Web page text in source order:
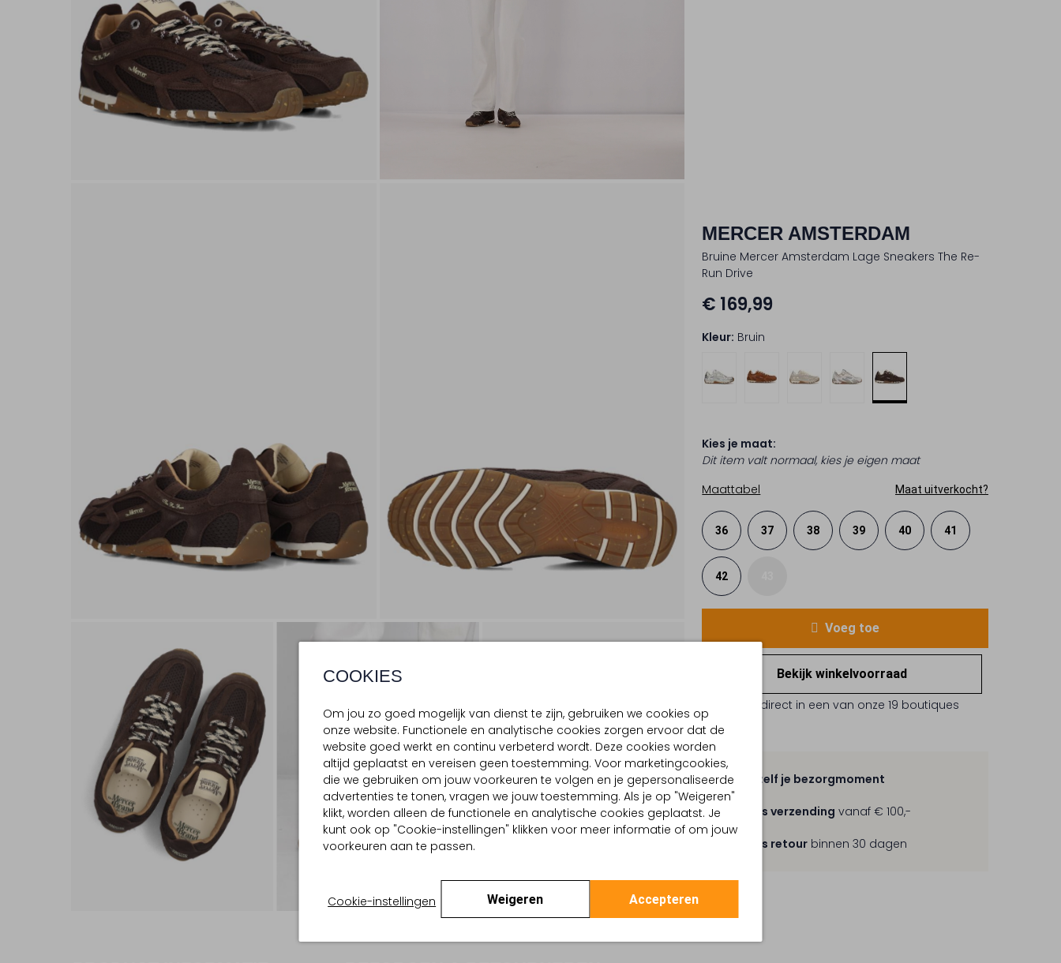
COOKIES
Om jou zo goed mogelijk van dienst te zijn, gebruiken we cookies op
onze website. Functionele en analytische cookies zorgen ervoor dat de
website goed werkt en continu verbeterd wordt. Deze cookies worden
altijd geplaatst en vereisen geen toestemming. Voor marketingcookies,
die we gebruiken om jouw voorkeuren te volgen en je gepersonaliseerde
advertenties te tonen, vragen we jouw toestemming. Als je op "Weigeren"
klikt, worden alleen de functionele en analytische cookies geplaatst. Je
kunt ook op "Cookie-instellingen" klikken voor meer informatie of om jouw
voorkeuren aan te passen.
Cookie-instellingen Weigeren Accepteren
MERCER AMSTERDAM
Bruine Mercer Amsterdam Lage Sneakers The Re-
Run Drive
€ 169,99
Kleur: Bruin
Kies je maat:
Dit item valt normaal, kies je eigen maat
Maattabel
Maat uitverkocht?
36 37 38 39 40 41
42
Voeg toe
Bekijk winkelvoorraad
Reserveer direct in een van onze 19 boutiques
Kies zelf je bezorgmoment
Gratis verzending vanaf € 100,-
Gratis retour binnen 30 dagen